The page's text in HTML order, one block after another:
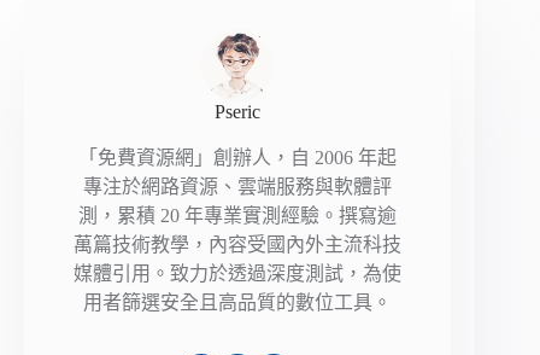
Pseric
「免費資源網」創辦人，自 2006 年起
專注於網路資源、雲端服務與軟體評
測，累積 20 年專業實測經驗。撰寫逾
萬篇技術教學，內容受國內外主流科技
媒體引用。致力於透過深度測試，為使
用者篩選安全且高品質的數位工具。